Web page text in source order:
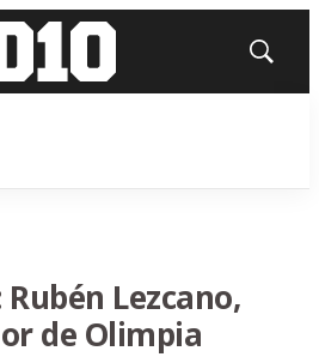
Mostrar
Lezcano,
de Olimpia